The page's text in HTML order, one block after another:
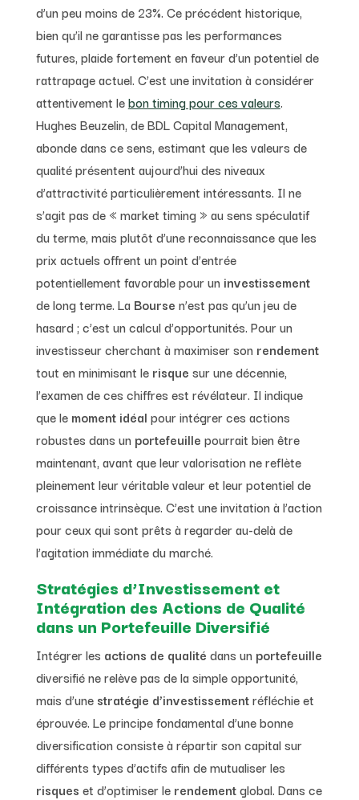
d’un peu moins de 23%. Ce précédent historique,
bien qu’il ne garantisse pas les performances
futures, plaide fortement en faveur d’un potentiel de
rattrapage actuel. C’est une invitation à considérer
attentivement lebon timing pour ces valeurs.
Hughes Beuzelin, de BDL Capital Management,
abonde dans ce sens, estimant que les valeurs de
qualité présentent aujourd’hui des niveaux
d’attractivité particulièrement intéressants. Il ne
s’agit pas de « market timing » au sens spéculatif
du terme, mais plutôt d’une reconnaissance que les
prix actuels offrent un point d’entrée
potentiellement favorable pour un investissement
de long terme. La Bourse n’est pas qu’un jeu de
hasard ; c’est un calcul d’opportunités. Pour un
investisseur cherchant à maximiser son rendement
tout en minimisant le risque sur une décennie,
l’examen de ces chiffres est révélateur. Il indique
que le moment idéal pour intégrer ces actions
robustes dans un portefeuille pourrait bien être
maintenant, avant que leur valorisation ne reflète
pleinement leur véritable valeur et leur potentiel de
croissance intrinsèque. C’est une invitation à l’action
pour ceux qui sont prêts à regarder au-delà de
l’agitation immédiate du marché.
Stratégies d’Investissement et
Intégration des Actions de Qualité
dans un Portefeuille Diversifié
Intégrer les actions de qualité dans un portefeuille
diversifié ne relève pas de la simple opportunité,
mais d’une stratégie d’investissementréfléchie et
éprouvée. Le principe fondamental d’une bonne
diversification consiste à répartir son capital sur
différents types d’actifs afin de mutualiser les
risques et d’optimiser le rendementglobal. Dans ce